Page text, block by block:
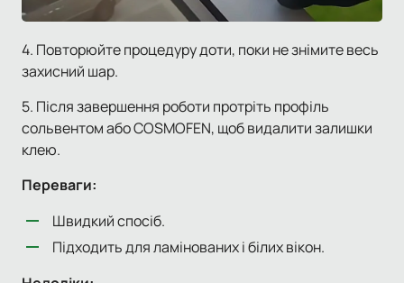
4. Повторюйте процедуру доти, поки не знімите весь
захисний шар.
5. Після завершення роботи протріть профіль
сольвентом або COSMOFEN, щоб видалити залишки
клею.
Переваги:
Швидкий спосіб.
Підходить для ламінованих і білих вікон.